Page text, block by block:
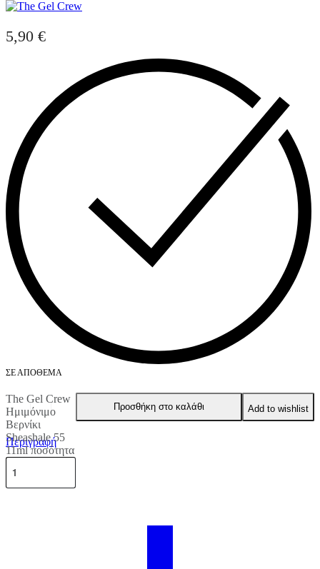
5,90 €
ΣΕ ΑΠΌΘΕΜΑ
The Gel Crew
Ημιμόνιμο
Βερνίκι
Sheashale 55
11ml ποσότητα
Προσθήκη στο καλάθι Add to wishlist
Περιγραφή